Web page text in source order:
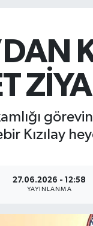
Kızılay
27.06.2026 - 12:58
YAYINLANMA